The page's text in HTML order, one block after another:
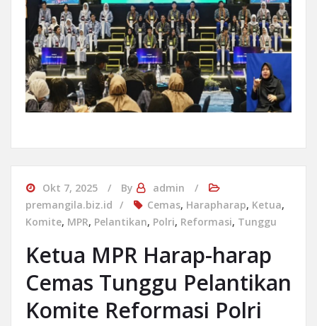
Okt 7, 2025 By
admin
premangila.biz.id
Cemas, Harapharap, Ketua,
Komite, MPR, Pelantikan, Polri, Reformasi, Tunggu
Ketua MPR Harap-harap
Cemas Tunggu Pelantikan
Komite Reformasi Polri